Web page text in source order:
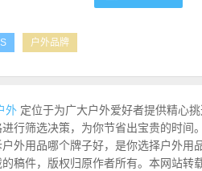
户外品牌
外 定位于为广大户外爱好者提供精心
行筛选决策，为你节省出宝贵的时间
外用品哪个牌子好，是你选择户外用
稿件，版权归原作者所有。本网站转